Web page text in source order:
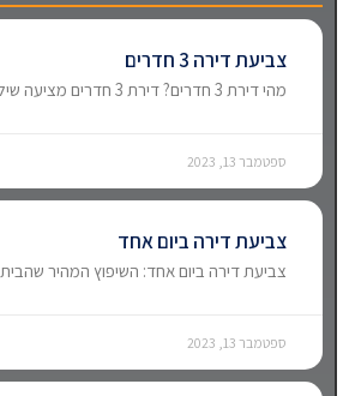
צביעת דירה 3 חדרים
מהי דירת 3 חדרים? דירת 3 חדרים מציעה שילוב של
ספטמבר 13, 2023
צביעת דירה ביום אחד
צביעת דירה ביום אחד: השיפוץ המהיר
ספטמבר 13, 2023